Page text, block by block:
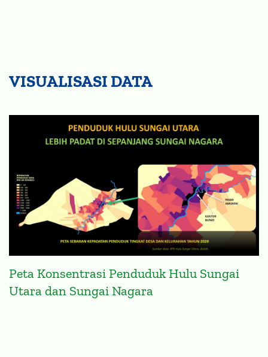
VISUALISASI DATA
Peta Konsentrasi Penduduk Hulu Sungai
Utara dan Sungai Nagara